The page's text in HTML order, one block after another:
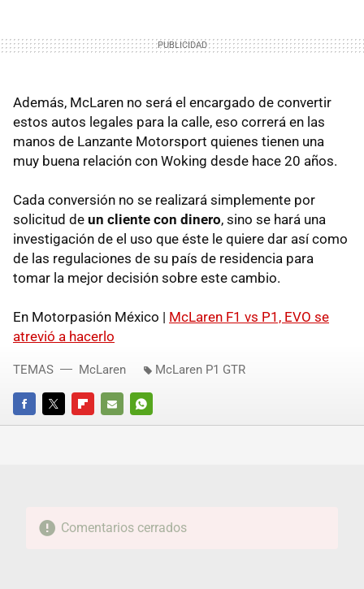
Además, McLaren no será el encargado de convertir
estos autos legales para la calle, eso correrá en las
manos de Lanzante Motorsport quienes tienen una
muy buena relación con Woking desde hace 20 años.
Cada conversión no se realizará simplemente por
solicitud de un cliente con dinero, sino se hará una
investigación de el uso que éste le quiere dar así como
de las regulaciones de su país de residencia para
tomar la mejor decisión sobre este cambio.
En Motorpasión México | McLaren F1 vs P1, EVO se
atrevió a hacerlo
FACEBOOKTWITTERFLIPBOARD
E-
WHATSAPP
TEMAS McLaren McLaren P1 GTR
Comentarios cerrados